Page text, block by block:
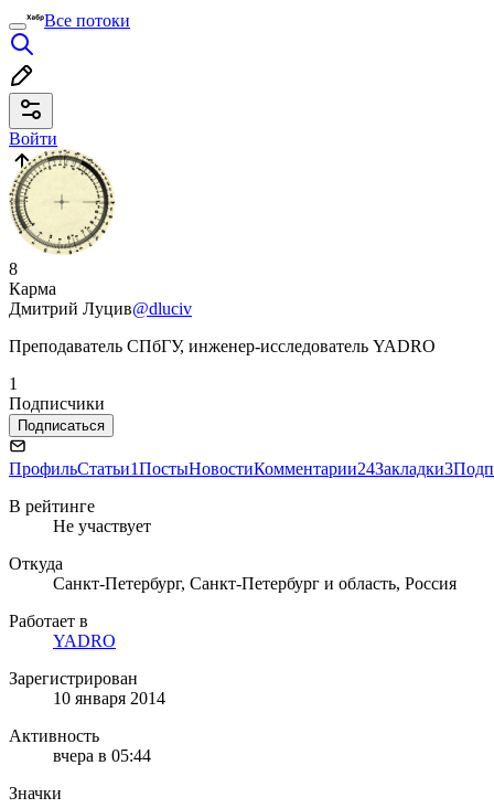
Все потоки
Войти
8
Карма
Дмитрий Луцив@dluciv
Преподаватель СПбГУ, инженер-исследователь YADRO
1
Подписчики
Подписаться
ПрофильСтатьи1ПостыНовостиКомментарии24Закладки3
В рейтинге
Не участвует
Откуда
Санкт-Петербург, Санкт-Петербург и область, Россия
Работает в
YADRO
Зарегистрирован
10 января 2014
Активность
вчера в 05:44
Значки